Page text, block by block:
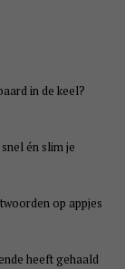
in de keel?
én slim je
op appjes
heeft gehaald